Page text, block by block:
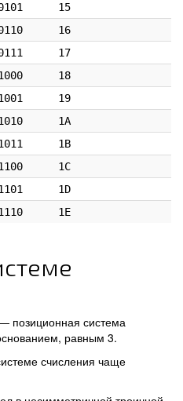
15
16
17
18
19
1A
1B
1C
1D
1E
позиционная система
равным 3.
счисления чаще